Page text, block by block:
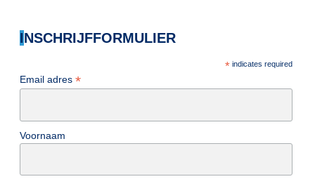
INSCHRIJFFORMULIER
*indicates required
Email adres*
Voornaam